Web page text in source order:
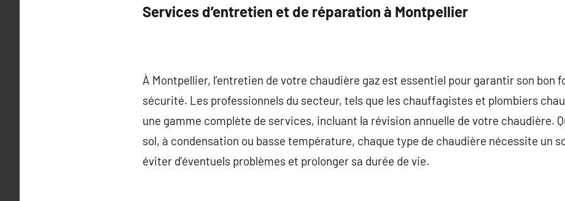
Services d’entretien et de réparation à Montpellier
À Montpellier, l’entretien de votre chaudière gaz est essentiel pour garantir son bon
sécurité. Les professionnels du secteur, tels que les chauffagistes et plombiers
une gamme complète de services, incluant la révision annuelle de votre chaudière.
sol, à condensation ou basse température, chaque type de chaudière nécessite un
éviter d’éventuels problèmes et prolonger sa durée de vie.